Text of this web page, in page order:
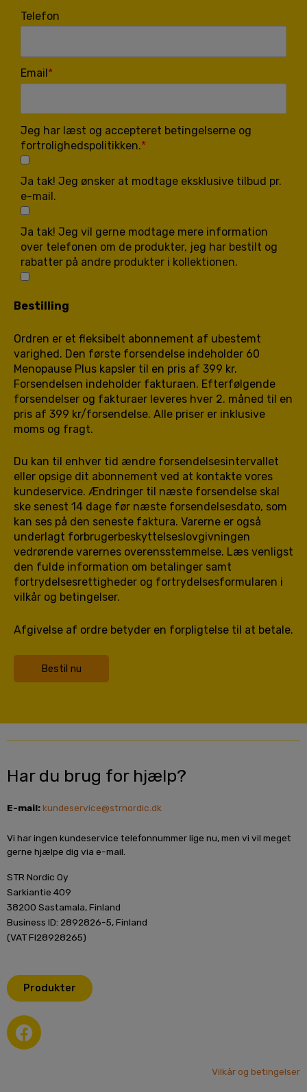
Telefon
Email
Jeg har læst og accepteret betingelserne og
fortrolighedspolitikken.
Ja tak! Jeg ønsker at modtage eksklusive tilbud pr.
e-mail.
Ja tak! Jeg vil gerne modtage mere information
over telefonen om de produkter, jeg har bestilt og
rabatter på andre produkter i kollektionen.
Bestilling
Ordren er et fleksibelt abonnement af ubestemt
varighed. Den første forsendelse indeholder 60
Menopause Plus kapsler til en pris af 399 kr.
Forsendelsen indeholder fakturaen. Efterfølgende
forsendelser og fakturaer leveres hver 2. måned til en
pris af 399 kr/forsendelse. Alle priser er inklusive
moms og fragt.
Du kan til enhver tid ændre forsendelsesintervallet
eller opsige dit abonnement ved at kontakte vores
kundeservice. Ændringer til næste forsendelse skal
ske senest 14 dage før næste forsendelsesdato, som
kan ses på den seneste faktura. Varerne er også
underlagt forbrugerbeskyttelseslovgivningen
vedrørende varernes overensstemmelse. Læs venligst
den fulde information om betalinger samt
fortrydelsesrettigheder og fortrydelsesformularen i
vilkår og betingelser.
Afgivelse af ordre betyder en forpligtelse til at betale.
Bestil nu
Har du brug for hjælp?
E-mail:kundeservice@strnordic.dk
Vi har ingen kundeservice telefonnummer lige nu, men vi vil meget
gerne hjælpe dig via e-mail.
STR Nordic Oy
Sarkiantie 409
38200 Sastamala, Finland
Business ID: 2892826-5, Finland
(VAT FI28928265)
Produkter
F
a
Vilkår og betingelser